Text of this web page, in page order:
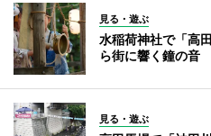
見る・遊ぶ
水稲荷神社で「高
ら街に響く鐘の音
見る・遊ぶ